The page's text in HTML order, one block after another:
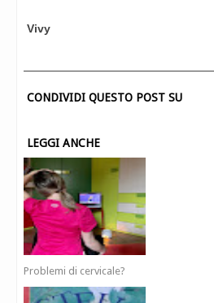
Vivy
CONDIVIDI QUESTO POST SU
LEGGI ANCHE
Problemi di cervicale?